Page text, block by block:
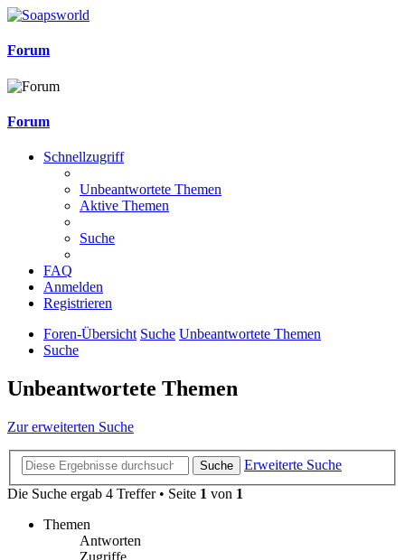
Forum
Forum
Schnellzugriff
Unbeantwortete Themen
Aktive Themen
Suche
FAQ
Anmelden
Registrieren
Foren-Übersicht Suche Unbeantwortete Themen
Suche
Unbeantwortete Themen
Zur erweiterten Suche
Suche
Erweiterte Suche
Die Suche ergab 4 Treffer • Seite 1 von 1
Themen
Antworten